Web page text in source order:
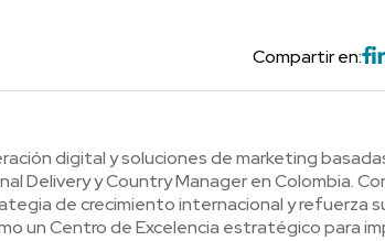
Compartir en:
digital y soluciones de marketing
Delivery y Country Manager en Colombia.
de crecimiento internacional y refuerza
un Centro de Excelencia estratégico para